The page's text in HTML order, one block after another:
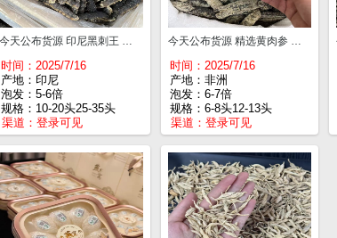
今天公布货源 印尼黑刺王 囗感胶质好 10-20头¥790 25-35头¥810 40-50头¥820
时间：2025/7/16
产地：印尼
泡发：5-6倍
规格：10-20头25-35头
渠道：登录可见
今天公布货源 精选黄肉参 干度好 条条肥身 厚肉口感胶质好 6-8头¥760 12-13头¥660 16-17头¥610 25-26头¥560 40头¥480
时间：2025/7/16
产地：非洲
泡发：6-7倍
规格：6-8头12-13头
渠道： 登录可见